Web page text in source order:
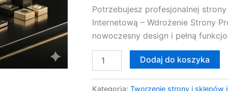
Potrzebujesz profesjonalnej
Internetową – Wdrożenie Strony
nowoczesny design i pełną
Dodaj do koszyka
Kategoria: Tworzenie strony i sklepów